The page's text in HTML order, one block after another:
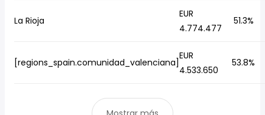
La Rioja
EUR
4.774.477
51.3%
[regions_spain.comunidad_valenciana]
EUR
4.533.650
53.8%